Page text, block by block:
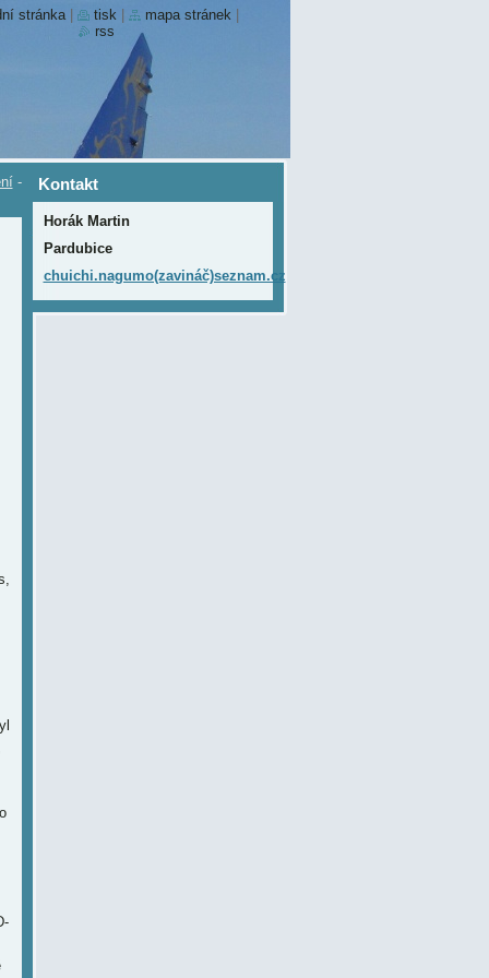
-
Kontakt
Horák Martin
Pardubice
chuichi.nagumo(zavináč)seznam.cz
stránka tisk mapa stránek
rss